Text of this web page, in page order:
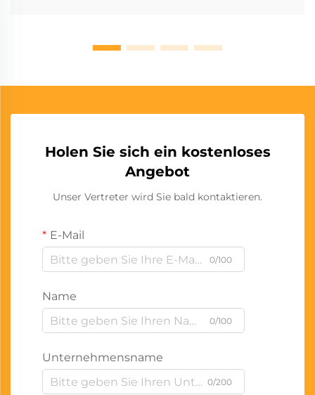
Holen Sie sich ein kostenloses
Angebot
Unser Vertreter wird Sie bald kontaktieren.
E-Mail
0/100
Name
0/100
Unternehmensname
0/200